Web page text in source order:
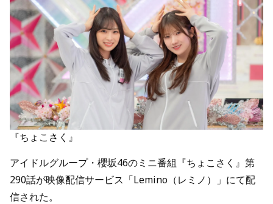
『ちょこさく』
アイドルグループ・櫻坂46のミニ番組『ちょこさく』第
290話が映像配信サービス「Lemino（レミノ）」にて配
信された。